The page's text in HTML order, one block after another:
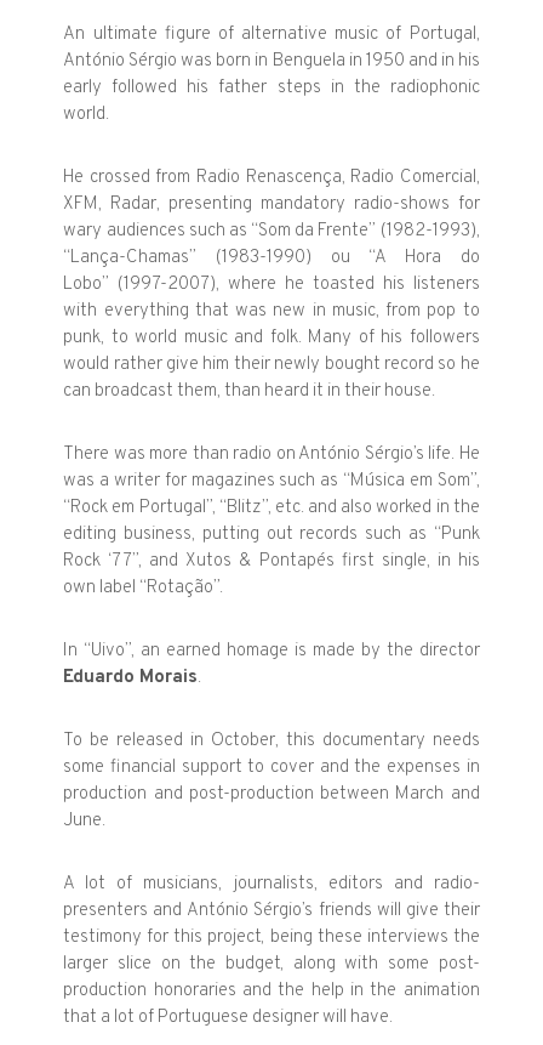
An ultimate figure of alternative music of Portugal,
António Sérgiowas born in Benguela in 1950 and in his
early followed his father steps in the radiophonic
world.
He crossed from Radio Renascença, Radio Comercial,
XFM, Radar, presenting mandatory radio-shows for
wary audiences such as “Som da Frente” (1982-1993),
“Lança-Chamas” (1983-1990) ou “A Hora do
Lobo” (1997-2007), where he toasted his listeners
with everything that was new in music, from pop to
punk, to world music and folk. Many of his followers
would rather give him their newly bought record so he
can broadcast them, than heard it in their house.
There was more than radio on António Sérgio’s life. He
was a writer for magazines such as “Música em Som”,
“Rock em Portugal”, “Blitz”, etc. and also worked in the
editing business, putting out records such as “Punk
Rock ‘77”, and Xutos & Pontapés first single, in his
own label “Rotação”.
In “Uivo”, an earned homage is made by the director
Eduardo Morais.
To be released in October, this documentary needs
some financial support to cover and the expenses in
production and post-production between March and
June.
A lot of musicians, journalists, editors and radio-
presenters and António Sérgio’s friends will give their
testimony for this project, being these interviews the
larger slice on the budget, along with some post-
production honoraries and the help in the animation
that a lot of Portuguese designer will have.